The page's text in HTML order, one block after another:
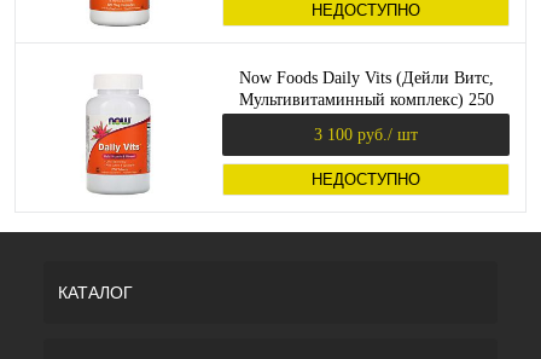
НЕДОСТУПНО
Now Foods Daily Vits (Дейли Витс,
Мультивитаминный комплекс) 250
3 100 руб. / шт
НЕДОСТУПНО
КАТАЛОГ